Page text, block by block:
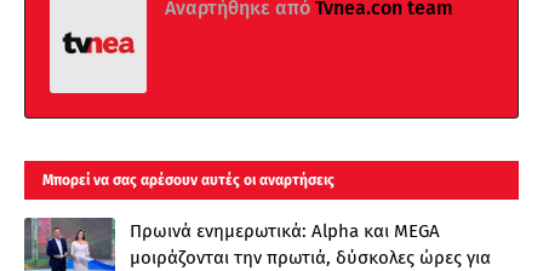
Αναρτήθηκε από Tvnea.con team
Μπορεί να σας αρέσουν αυτές οι αναρτήσεις
Πρωινά ενημερωτικά: Alpha και MEGA
μοιράζονται την πρωτιά, δύσκολες ώρες για